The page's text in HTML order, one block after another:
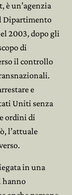


è un’agenzia
Dipartimento
2003, dopo gli
di
il controllo
e
Uniti senza
ordini di
l’attuale
in una
hanno